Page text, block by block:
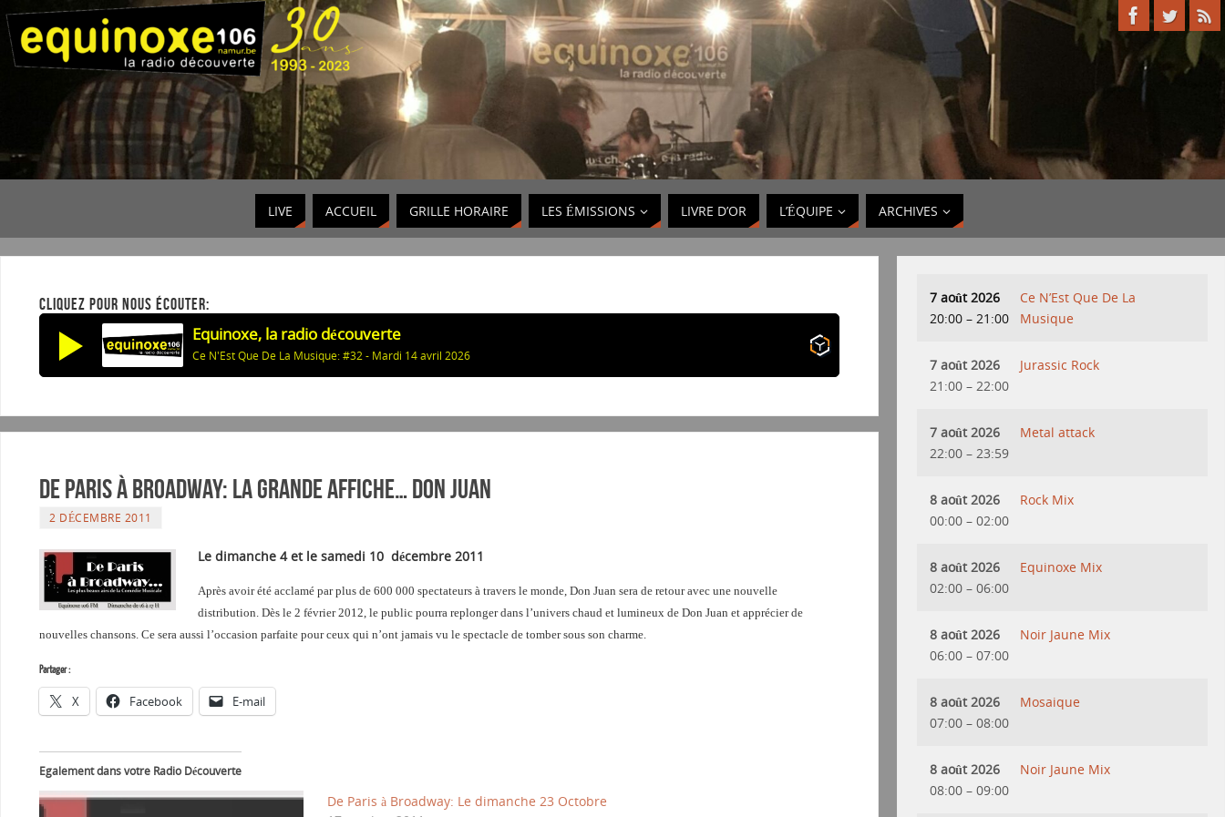
LIVE ACCUEIL GRILLE HORAIRE LES ÉMISSIONS LIVRE D’OR L’ÉQUIPE ARCHIVES
CLIQUEZ POUR NOUS ÉCOUTER:
Equinoxe, la radio découverte
Ce N'Est Que De La Musique: #32 - Mardi 14 avril 2026
De Paris à Broadway: La grande affiche… Don Juan
2 DÉCEMBRE 2011
Le dimanche 4et le samedi 10 décembre 2011
Après avoir été acclamé par plus de 600 000 spectateurs à travers le monde, Don Juan sera de retour avec une nouvelle
distribution. Dès le 2 février 2012, le public pourra replonger dans l’univers chaud et lumineux de Don Juan et apprécier de
nouvelles chansons. Ce sera aussi l’occasion parfaite pour ceux qui n’ont jamais vu le spectacle de tomber sous son charme.
Partager :
X Facebook E-mail
Egalement dans votre Radio Découverte
De Paris à Broadway: Le dimanche 23 Octobre
7 août 2026
20:00 – 21:00
Ce N’Est Que De La
Musique
7 août 2026
21:00 – 22:00
Jurassic Rock
7 août 2026
22:00 – 23:59
Metal attack
8 août 2026
00:00 – 02:00
Rock Mix
8 août 2026
02:00 – 06:00
Equinoxe Mix
8 août 2026
06:00 – 07:00
Noir Jaune Mix
8 août 2026
07:00 – 08:00
Mosaique
8 août 2026
08:00 – 09:00
Noir Jaune Mix